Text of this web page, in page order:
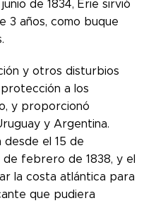
de 1834, Erie sirvió
3 años, como buque
y otros disturbios
a los
y proporcionó
y Argentina.
el 15 de
febrero de 1838, y el
la costa atlántica para
que pudiera